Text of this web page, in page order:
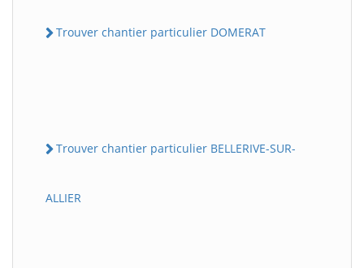
Trouver chantier particulier DOMERAT
Trouver chantier particulier BELLERIVE-SUR-
ALLIER